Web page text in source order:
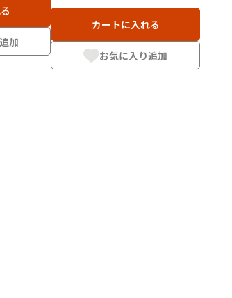
加
カートに入れる
お気に入り追加